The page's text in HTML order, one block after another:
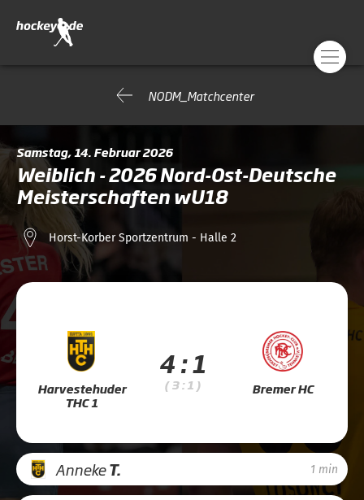
NODM_Matchcenter
Samstag, 14. Februar 2026
Weiblich - 2026 Nord-Ost-Deutsche
Meisterschaften wU18
Horst-Korber Sportzentrum - Halle 2
Harvestehuder
THC 1
4 : 1
( 3 : 1 ) Bremer HC
AnnekeT. 1 min